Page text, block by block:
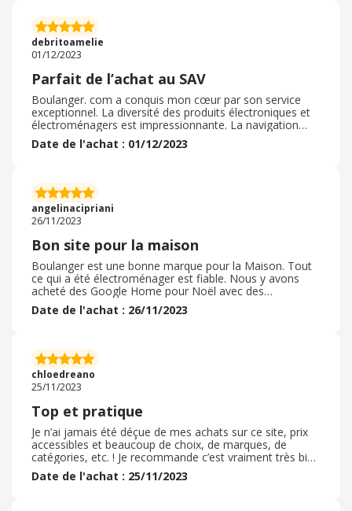
relais ou magasin directement sous 2h. Depuis,
l'enceinte me suit partout et j'en suis ravi. Je
recommande sans problème, je ne suis absolument pas
décu.
debritoamelie
01/12/2023
Parfait de l’achat au SAV
Boulanger. com a conquis mon cœur par son service
exceptionnel. La diversité des produits électroniques et
électroménagers est impressionnante. La navigation
conviviale du site facilite les recherches. Les descriptions
détaillées des produits et les avis clients sont des outils
ponctuelle. Le service après-vente a surpassé mes
attentes, résolvant efficacement toute préoccupation.
Boulanger. com incarne l'excellence, alliant qualité, choix
varié, et un service client irréprochable. Un
incontournable pour les passionnés de technologie.
Date de l'achat : 01/12/2023
angelinacipriani
26/11/2023
Bon site pour la maison
Boulanger est une bonne marque pour la Maison. Tout
ce qui a été électroménager est fiable. Nous y avons
acheté des Google Home pour Noël avec des
promotions intéressantes. Nous avons été satisfait du
site de la facilité a passer commande. La livraison a été
pas eu affaire au service client ni au SAV. Je
recommande ce site sans hésiter. Il y a souvent
également des offres et des prolongions intéressantes.
Date de l'achat : 26/11/2023
chloedreano
25/11/2023
Top et pratique
Je n’ai jamais été déçue de mes achats sur ce site, prix
accessibles et beaucoup de choix, de marques, de
catégories, etc. ! Je recommande c’est vraiment très bien
de faire ces achats depuis chez soi tout en ayant plus de
choix qu’en magasins physiques, avant un système de
Date de l'achat : 25/11/2023